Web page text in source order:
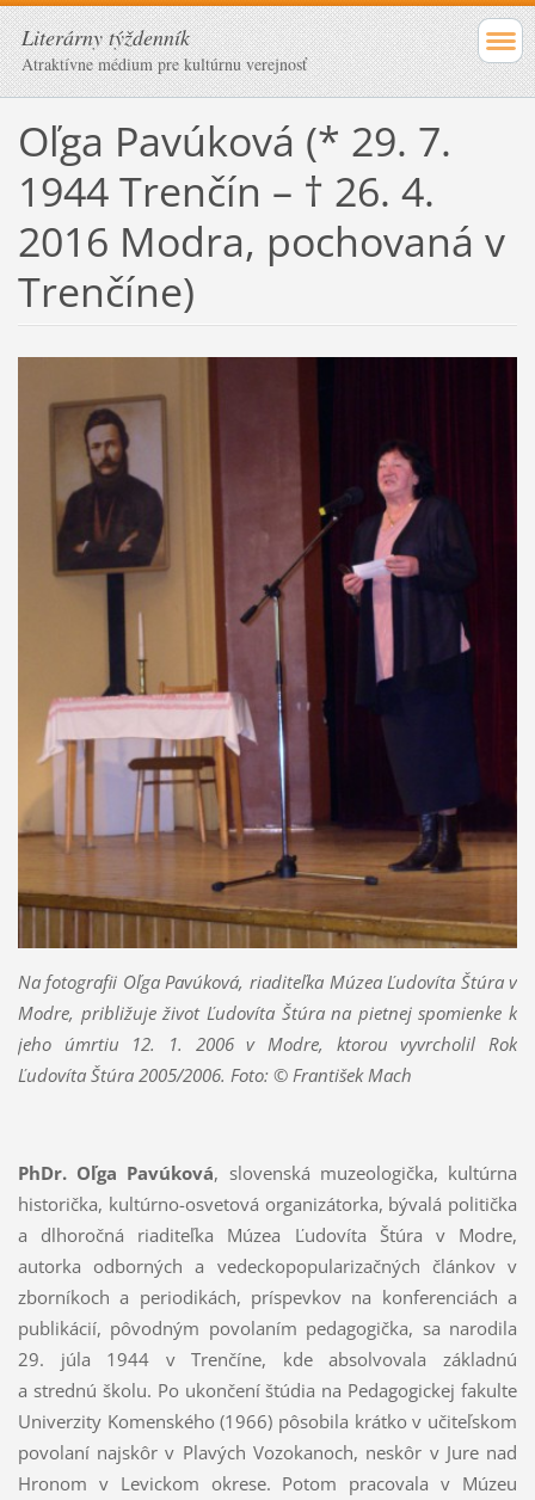
Literárny týždenník
Atraktívne médium pre kultúrnu verejnosť
Oľga Pavúková (* 29. 7.
1944 Trenčín – † 26. 4.
2016 Modra, pochovaná v
Trenčíne)
Na fotografii Oľga Pavúková, riaditeľka Múzea Ľudovíta Štúra v
Modre, približuje život Ľudovíta Štúra na pietnej spomienke k
jeho úmrtiu 12. 1. 2006 v Modre, ktorou vyvrcholil Rok
Ľudovíta Štúra 2005/2006. Foto: © František Mach
PhDr. Oľga Pavúková, slovenská muzeologička, kultúrna
historička, kultúrno-osvetová organizátorka, bývalá politička
a dlhoročná riaditeľka Múzea Ľudovíta Štúra v Modre,
autorka odborných a vedeckopopularizačných článkov v
zborníkoch a periodikách, príspevkov na konferenciách a
publikácií, pôvodným povolaním pedagogička, sa narodila
29. júla 1944 v Trenčíne, kde absolvovala základnú
a strednú školu. Po ukončení štúdia na Pedagogickej fakulte
Univerzity Komenského (1966) pôsobila krátko v učiteľskom
povolaní najskôr v Plavých Vozokanoch, neskôr v Jure nad
Hronom v Levickom okrese. Potom pracovala v Múzeu